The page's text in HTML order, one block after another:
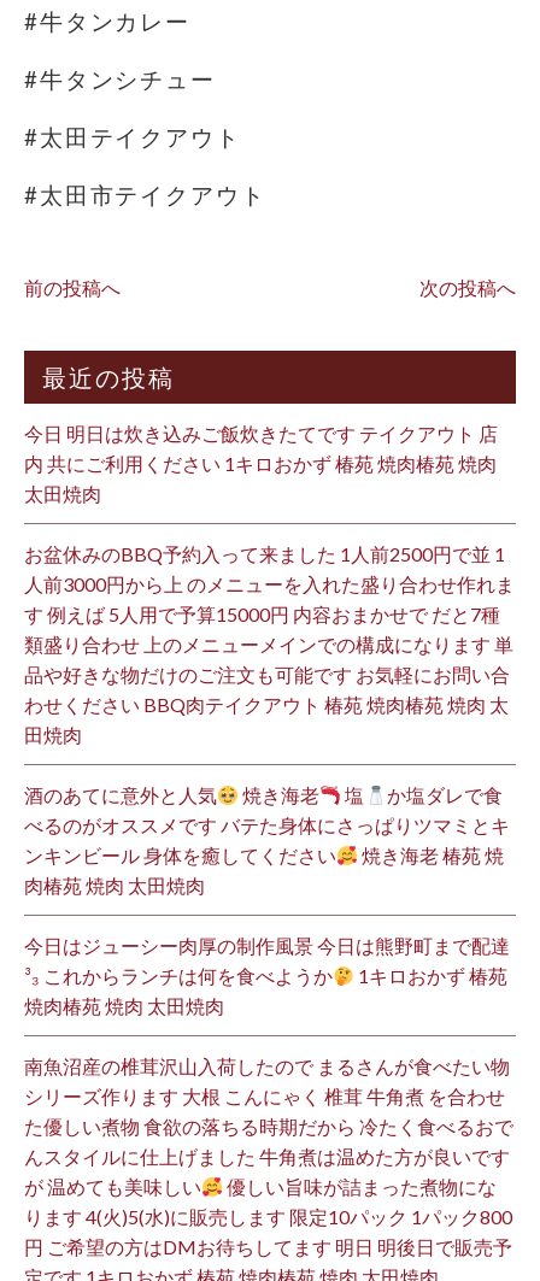
#牛タンカレー
#牛タンシチュー
#太田テイクアウト
#太田市テイクアウト
前の投稿へ 次の投稿へ
最近の投稿
今日 明日は炊き込みご飯炊きたてです テイクアウト 店
内 共にご利用ください 1キロおかず 椿苑 焼肉椿苑 焼肉
太田焼肉
お盆休みのBBQ予約入って来ました 1人前2500円で並 1
人前3000円から上 のメニューを入れた盛り合わせ作れま
す 例えば 5人用で予算15000円 内容おまかせで だと7種
類盛り合わせ 上のメニューメインでの構成になります 単
品や好きな物だけのご注文も可能です お気軽にお問い合
わせください BBQ肉テイクアウト 椿苑 焼肉椿苑 焼肉 太
田焼肉
酒のあてに意外と人気 焼き海老 塩
か塩ダレで食
べるのがオススメです バテた身体にさっぱりツマミとキ
ンキンビール 身体を癒してください
焼き海老 椿苑 焼
肉椿苑 焼肉 太田焼肉
今日はジューシー肉厚の制作風景 今日は熊野町まで配達
³₃ これからランチは何を食べようか
1キロおかず 椿苑
焼肉椿苑 焼肉 太田焼肉
南魚沼産の椎茸沢山入荷したので まるさんが食べたい物
シリーズ作ります 大根 こんにゃく 椎茸 牛角煮 を合わせ
た優しい煮物 食欲の落ちる時期だから 冷たく食べるおで
んスタイルに仕上げました 牛角煮は温めた方が良いです
が 温めても美味しい
優しい旨味が詰まった煮物にな
ります 4(火)5(水)に販売します 限定10パック 1パック800
円 ご希望の方はDMお待ちしてます 明日 明後日で販売予